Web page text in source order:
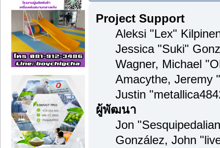
Project Support
Aleksi "Lex"
Jessica "Suki"
Wagner, Michael
Amacythe, Jeremy
Justin
ผู้พัฒนา
Jon
González, John